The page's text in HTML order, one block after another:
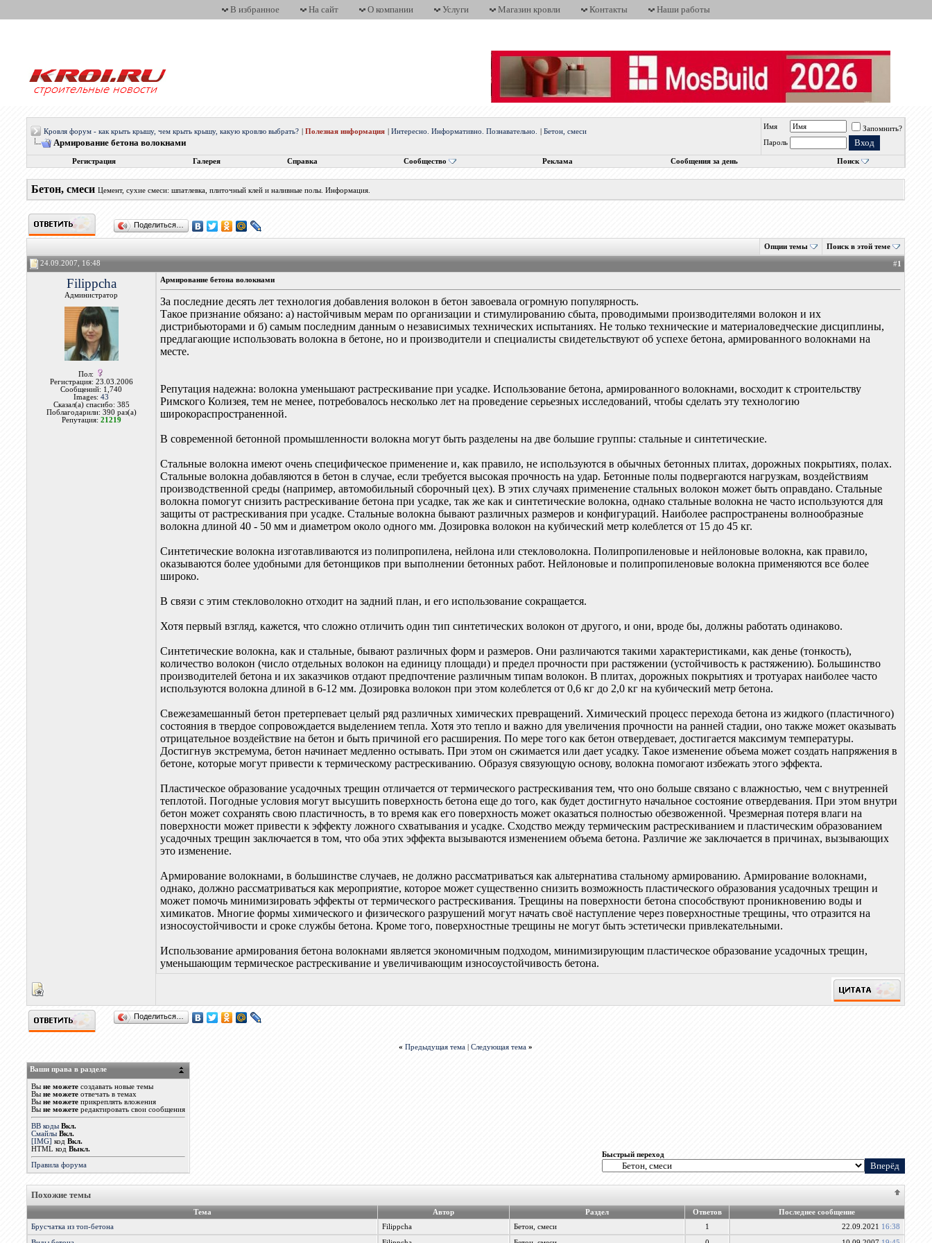
В избранное На сайт О компании Услуги Магазин кровли Контакты Наши работы
Кровля форум - как крыть крышу, чем крыть крышу, какую кровлю выбрать? |Полезная информация |Интересно. Информативно. Познавательно. |Бетон, смеси
Армирование бетона волокнами
Имя
Запомнить?
Пароль
Регистрация Галерея Справка Сообщество Реклама Сообщения за день Поиск
Бетон, смеси Цемент, сухие смеси: шпатлевка, плиточный клей и наливные полы. Информация.
Поделиться…
Опции темы Поиск в этой теме
24.09.2007, 16:48 #1
Filippcha
Администратор
Пол:
Регистрация: 23.03.2006
Сообщений: 1,740
Images:43
Сказал(а) спасибо: 385
Поблагодарили: 390 раз(а)
Репутация: 21219
Армирование бетона волокнами
За последние десять лет технология добавления волокон в бетон завоевала огромную популярность.
Такое признание обязано: а) настойчивым мерам по организации и стимулированию сбыта, проводимыми производителями волокон и их
дистрибьюторами и б) самым последним данным о независимых технических испытаниях. Не только технические и материаловедческие дисциплины,
предлагающие использовать волокна в бетоне, но и производители и специалисты свидетельствуют об успехе бетона, армированного волокнами на
месте.
Репутация надежна: волокна уменьшают растрескивание при усадке. Использование бетона, армированного волокнами, восходит к строительству
Римского Колизея, тем не менее, потребовалось несколько лет на проведение серьезных исследований, чтобы сделать эту технологию
широкораспространенной.
В современной бетонной промышленности волокна могут быть разделены на две большие группы: стальные и синтетические.
Стальные волокна имеют очень специфическое применение и, как правило, не используются в обычных бетонных плитах, дорожных покрытиях, полах.
Стальные волокна добавляются в бетон в случае, если требуется высокая прочность на удар. Бетонные полы подвергаются нагрузкам, воздействиям
производственной среды (например, автомобильный сборочный цех). В этих случаях применение стальных волокон может быть оправдано. Стальные
волокна помогут снизить растрескивание бетона при усадке, так же как и синтетические волокна, однако стальные волокна не часто используются для
защиты от растрескивания при усадке. Стальные волокна бывают различных размеров и конфигураций. Наиболее распространены волнообразные
волокна длиной 40 - 50 мм и диаметром около одного мм. Дозировка волокон на кубический метр колеблется от 15 до 45 кг.
Синтетические волокна изготавливаются из полипропилена, нейлона или стекловолокна. Полипропиленовые и нейлоновые волокна, как правило,
оказываются более удобными для бетонщиков при выполнении бетонных работ. Нейлоновые и полипропиленовые волокна применяются все более
широко.
В связи с этим стекловолокно отходит на задний план, и его использование сокращается.
Хотя первый взгляд, кажется, что сложно отличить один тип синтетических волокон от другого, и они, вроде бы, должны работать одинаково.
Синтетические волокна, как и стальные, бывают различных форм и размеров. Они различаются такими характеристиками, как денье (тонкость),
количество волокон (число отдельных волокон на единицу площади) и предел прочности при растяжении (устойчивость к растяжению). Большинство
производителей бетона и их заказчиков отдают предпочтение различным типам волокон. В плитах, дорожных покрытиях и тротуарах наиболее часто
используются волокна длиной в 6-12 мм. Дозировка волокон при этом колеблется от 0,6 кг до 2,0 кг на кубический метр бетона.
Свежезамешанный бетон претерпевает целый ряд различных химических превращений. Химический процесс перехода бетона из жидкого (пластичного)
состояния в твердое сопровождается выделением тепла. Хотя это тепло и важно для увеличения прочности на ранней стадии, оно также может оказывать
отрицательное воздействие на бетон и быть причиной его расширения. По мере того как бетон отвердевает, достигается максимум температуры.
Достигнув экстремума, бетон начинает медленно остывать. При этом он сжимается или дает усадку. Такое изменение объема может создать напряжения в
бетоне, которые могут привести к термическому растрескиванию. Образуя связующую основу, волокна помогают избежать этого эффекта.
Пластическое образование усадочных трещин отличается от термического растрескивания тем, что оно больше связано с влажностью, чем с внутренней
теплотой. Погодные условия могут высушить поверхность бетона еще до того, как будет достигнуто начальное состояние отвердевания. При этом внутри
бетон может сохранять свою пластичность, в то время как его поверхность может оказаться полностью обезвоженной. Чрезмерная потеря влаги на
поверхности может привести к эффекту ложного схватывания и усадке. Сходство между термическим растрескиванием и пластическим образованием
усадочных трещин заключается в том, что оба этих эффекта вызываются изменением объема бетона. Различие же заключается в причинах, вызывающих
это изменение.
Армирование волокнами, в большинстве случаев, не должно рассматриваться как альтернатива стальному армированию. Армирование волокнами,
однако, должно рассматриваться как мероприятие, которое может существенно снизить возможность пластического образования усадочных трещин и
может помочь минимизировать эффекты от термического растрескивания. Трещины на поверхности бетона способствуют проникновению воды и
химикатов. Многие формы химического и физического разрушений могут начать своё наступление через поверхностные трещины, что отразится на
износоустойчивости и сроке службы бетона. Кроме того, поверхностные трещины не могут быть эстетически привлекательными.
Использование армирования бетона волокнами является экономичным подходом, минимизирующим пластическое образование усадочных трещин,
уменьшающим термическое растрескивание и увеличивающим износоустойчивость бетона.
Поделиться…
« Предыдущая тема |Следующая тема »
Ваши права в разделе
Выне можете создавать новые темы
Выне можете отвечать в темах
Выне можете прикреплять вложения
Выне можете редактировать свои сообщения
BB коды Вкл.
Смайлы Вкл.
[IMG] кодВкл.
HTML кодВыкл.
Правила форума
Быстрый переход
Похожие темы
Тема Автор Раздел Ответов
Последнее сообщение
Брусчатка из топ-бетона
Filippcha Бетон, смеси 1 22.09.2021 16:38